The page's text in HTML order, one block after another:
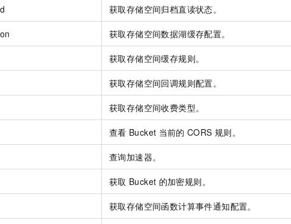
获取存储空间归档直读状态。
获取存储空间数据湖缓存配置。
获取存储空间缓存规则。
获取存储空间回调规则配置。
获取存储空间收费类型。
查看 Bucket 当前的 CORS 规则。
查询加速器。
获取 Bucket 的加密规则。
获取存储空间函数计算事件通知配置。